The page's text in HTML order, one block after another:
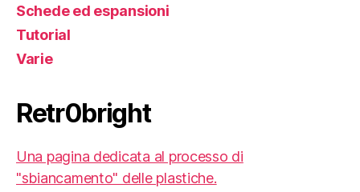
Schede ed espansioni
Tutorial
Varie
Retr0bright
Una pagina dedicata al processo di
"sbiancamento" delle plastiche.